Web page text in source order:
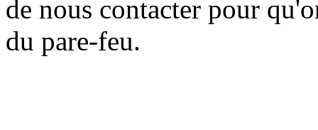
de nous contacter pour
du pare-feu.